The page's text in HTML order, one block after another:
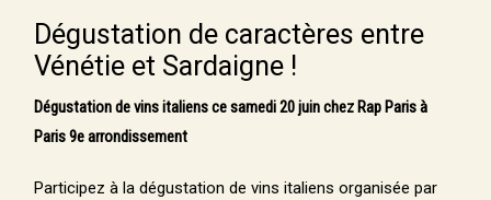
Dégustation de caractères entre
Vénétie et Sardaigne !
Dégustation de vins italiens ce samedi 20 juin chez Rap Paris à
Paris 9e arrondissement
Participez à la dégustation de vins italiens organisée par